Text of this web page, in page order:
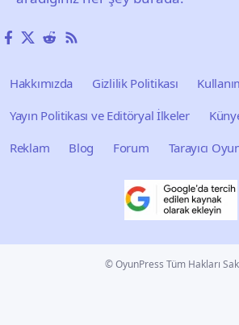
Hakkımızda Gizlilik Politikası
Yayın Politikası ve Editöryal İlkeler
Reklam
Blog Forum Tarayıcı
© OyunPress Tüm Hakları